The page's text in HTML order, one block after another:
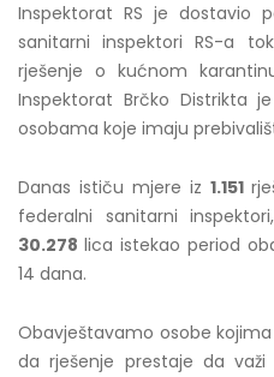
Inspektorat RS je dostavio
sanitarni inspektori RS-a
rješenje o kućnom
Inspektorat Brčko Distrikta
osobama koje imaju
Danas ističu mjere iz 1.151
federalni sanitarni
30.278 lica istekao period
14 dana.
Obavještavamo osobe
da rješenje prestaje da